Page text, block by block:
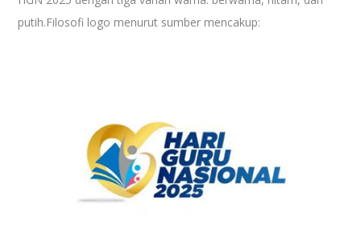
putih.Filosofi logo menurut sumber mencakup: